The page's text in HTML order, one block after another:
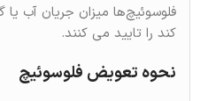
فلوسوئیچ‌ها میزان جریان آب یا
کند را تایید می کنند.
نحوه تعویض فلوسوئیچ